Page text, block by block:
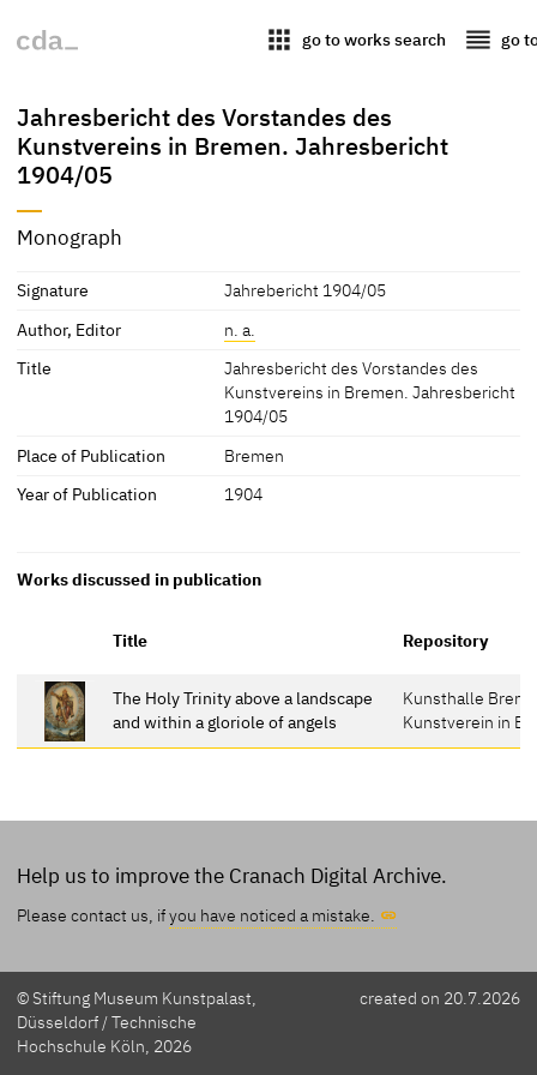
apps go to works search reorder go
Jahresbericht des Vorstandes des
Kunstvereins in Bremen. Jahresbericht
1904/05
Monograph
Signature
Jahrebericht 1904/05
Author, Editor
n. a.
Title
Jahresbericht des Vorstandes des
Kunstvereins in Bremen. Jahresbericht
1904/05
Place of Publication
Bremen
Year of Publication
1904
Works discussed in publication
Title Repository
The Holy Trinity above a landscape
and within a gloriole of angels
Kunsthalle
Kunstverein in
Help us to improve the Cranach Digital Archive.
Please contact us, ifyou have noticed a mistake.
© Stiftung Museum Kunstpalast,
Düsseldorf / Technische
Hochschule Köln, 2026
created on 20.7.2026